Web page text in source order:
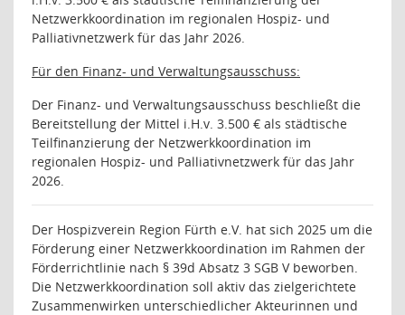
Netzwerkkoordination im regionalen Hospiz- und
Palliativnetzwerk für das Jahr 2026.
Für den Finanz- und Verwaltungsausschuss:
Der Finanz- und Verwaltungsausschuss beschließt die
Bereitstellung der Mittel i.H.v. 3.500 € als städtische
Teilfinanzierung der Netzwerkkoordination im
regionalen Hospiz- und Palliativnetzwerk für das Jahr
2026.
Der Hospizverein Region Fürth e.V. hat sich 2025 um die
Förderung einer Netzwerkkoordination im Rahmen der
Förderrichtlinie nach § 39d Absatz 3 SGB V beworben.
Die Netzwerkkoordination soll aktiv das zielgerichtete
Zusammenwirken unterschiedlicher Akteurinnen und